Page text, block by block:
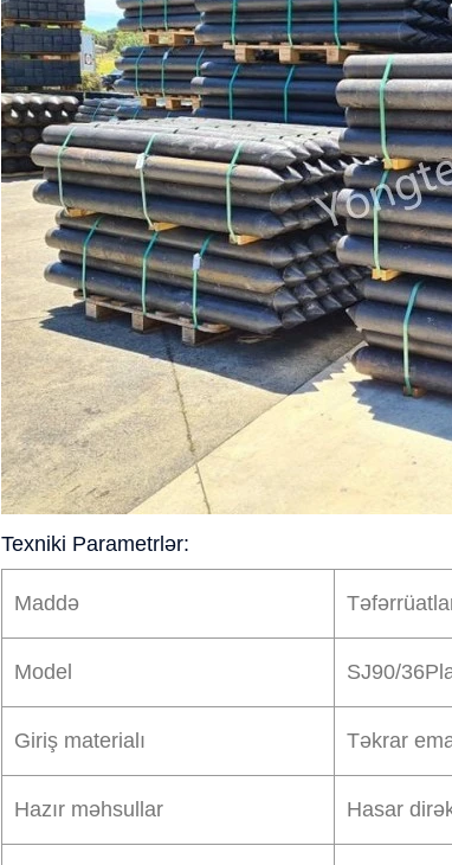
Texniki Parametrlər:
Maddə
Model SJ90/36
Giriş materialı Təkrar
Hazır məhsullar Hasar